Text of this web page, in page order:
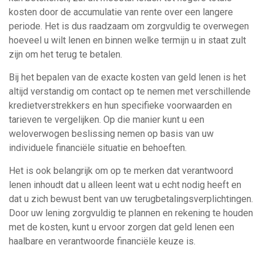
kosten door de accumulatie van rente over een langere
periode. Het is dus raadzaam om zorgvuldig te overwegen
hoeveel u wilt lenen en binnen welke termijn u in staat zult
zijn om het terug te betalen.
Bij het bepalen van de exacte kosten van geld lenen is het
altijd verstandig om contact op te nemen met verschillende
kredietverstrekkers en hun specifieke voorwaarden en
tarieven te vergelijken. Op die manier kunt u een
weloverwogen beslissing nemen op basis van uw
individuele financiële situatie en behoeften.
Het is ook belangrijk om op te merken dat verantwoord
lenen inhoudt dat u alleen leent wat u echt nodig heeft en
dat u zich bewust bent van uw terugbetalingsverplichtingen.
Door uw lening zorgvuldig te plannen en rekening te houden
met de kosten, kunt u ervoor zorgen dat geld lenen een
haalbare en verantwoorde financiële keuze is.